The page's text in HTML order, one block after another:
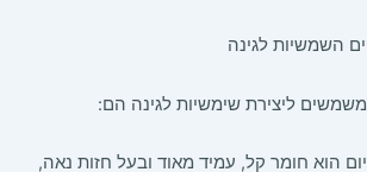
השמשיות לגינה
ליצירת שימשיות לגינה הם:
הוא חומר קל, עמיד מאוד ובעל חזות נאה,